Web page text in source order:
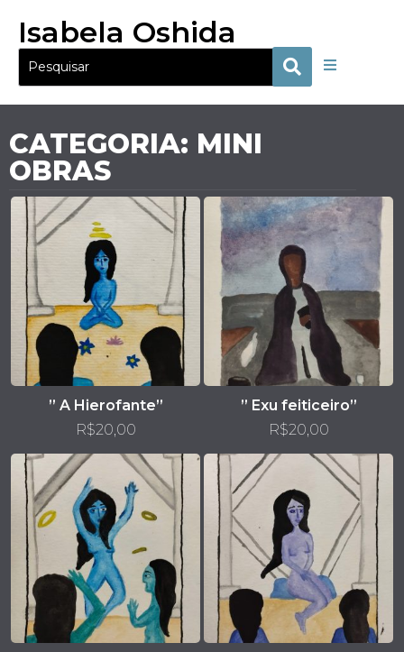
Isabela Oshida
CATEGORIA: MINI
OBRAS
” A Hierofante”
R$20,00
” Exu feiticeiro”
R$20,00